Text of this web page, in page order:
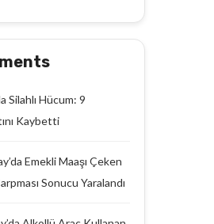
Silahlı Hücum: 9
Kaybetti
Emekli Maaşı Çeken
Sonucu Yaralandı